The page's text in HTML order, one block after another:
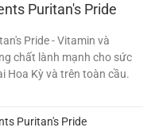
Puritan's Pride
Pride - Vitamin và
chất lành mạnh cho sức
Hoa Kỳ và trên toàn cầu.
Puritan's Pride